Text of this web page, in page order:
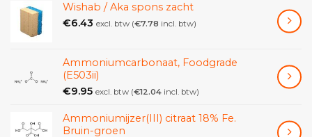
Wishab / Aka spons zacht
€6.43 excl. btw (€7.78 incl. btw)
Ammoniumcarbonaat, Foodgrade
(E503ii)
€9.95 excl. btw (€12.04 incl. btw)
Ammoniumijzer(III) citraat 18% Fe.
Bruin-groen